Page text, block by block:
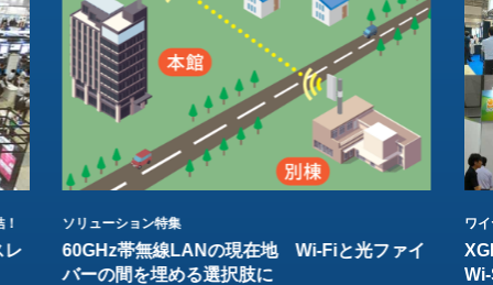
レ
ソリューション特集
60GHz帯無線LANの現在地 Wi-Fiと光ファイ
バーの間を埋める選択肢に
ワ